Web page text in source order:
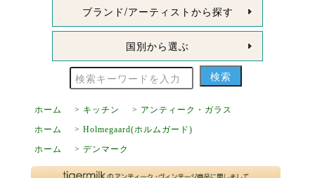
ブランド/アーティストから探す
国別から選ぶ
ホーム > キッチン > アンティーク・ガラス
ホーム
>Holmegaard(ホルムガード)
ホーム
>デンマーク